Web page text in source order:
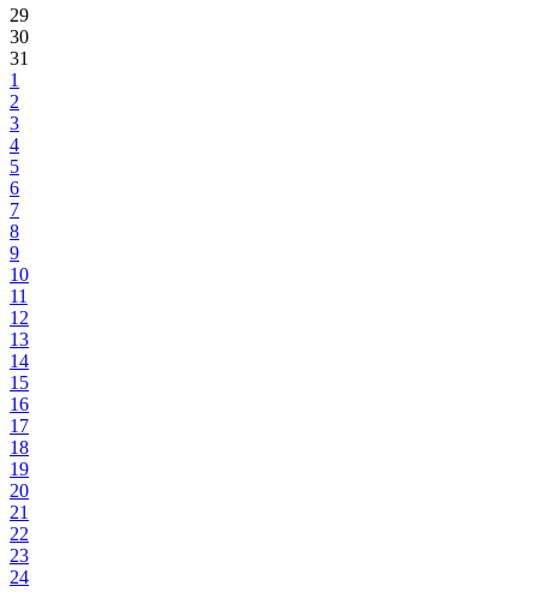
29
30
31
1
2
3
4
5
6
7
8
9
10
11
12
13
14
15
16
17
18
19
20
21
22
23
24